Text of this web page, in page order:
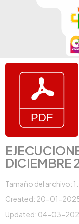
DICIEMBRE
Tamaño del archivo:
Created: 20-01-
Updated: 04-03-